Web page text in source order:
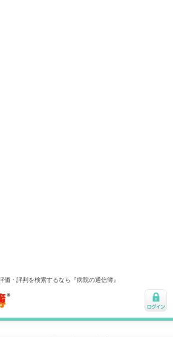
価・評判を検索するなら『病院の通信簿』
ログ